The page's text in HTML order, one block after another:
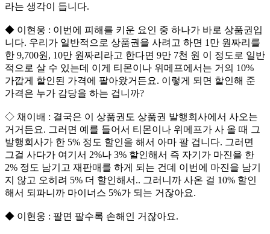
라는 생각이 듭니다.
◆ 이현웅 : 이번에 피해를 키운 요인 중 하나가 바로 상품권입
니다. 우리가 일반적으로 상품권을 사려고 하면 1만 원짜리를
한 9,700원, 10만 원짜리라고 한다면 9만 7천 원 이 정도로 일반
적으로 살 수 있는데 이게 티몬이나 위메프에서는 거의 10%
가깝게 할인된 가격에 팔아왔거든요. 이렇게 되면 할인해 준
가격은 누가 감당을 하는 겁니까?
◇ 채이배 : 결국은 이 상품권도 상품권 발행회사에서 사오는
거거든요. 그러면 예를 들어서 티몬이나 위메프가 사 올 때 그
발행회사가 한 5% 정도 할인을 해서 아마 팔 겁니다. 그러면
그걸 사다가 여기서 2%나 3% 할인해서 즉 자기가 마진을 한
2% 정도 남기고 재판매를 하게 되는 건데 이번에 마진을 남기
지 않고 오히려 5% 더 할인해서.. 그러니까 사온 걸 10% 할인
해서 되파니까 마이너스 5%가 되는 거잖아요.
◆ 이현웅 : 팔면 팔수록 손해인 거잖아요.